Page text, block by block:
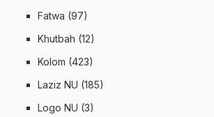
Fatwa (97)
Khutbah (12)
Kolom (423)
Laziz NU (185)
Logo NU (3)